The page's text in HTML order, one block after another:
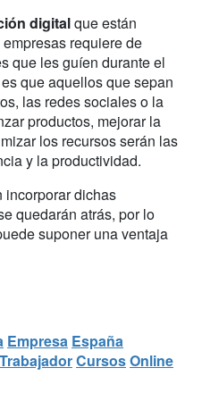
digitalque están
requiere de
que les guíen durante el
que aquellos que sepan
las redes sociales o la
productos, mejorar la
los recursos serán las
y la productividad.
incorporar dichas
quedarán atrás, por lo
suponer una ventaja
Empresa España
TrabajadorCursosOnline